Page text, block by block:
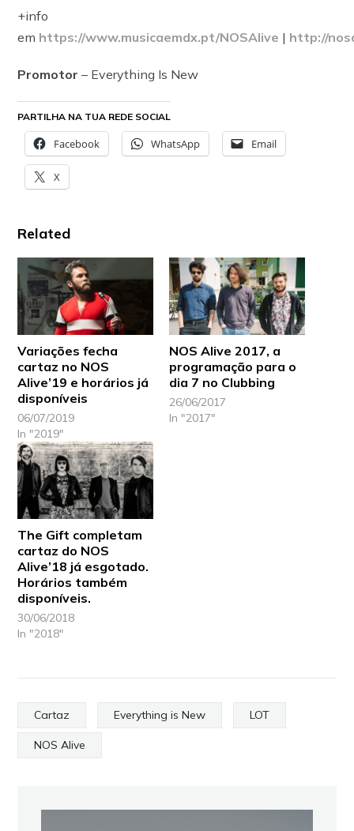
+info
em https://www.musicaemdx.pt/NOSAlive | http://
Promotor – Everything Is New
PARTILHA NA TUA REDE SOCIAL
Facebook WhatsApp Email
X
Related
Variações fecha
cartaz no NOS
Alive’19 e horários já
disponíveis
06/07/2019
In "2019"
NOS Alive 2017, a
programação para o
dia 7 no Clubbing
26/06/2017
In "2017"
The Gift completam
cartaz do NOS
Alive’18 já esgotado.
Horários também
disponíveis.
30/06/2018
In "2018"
Cartaz Everything is New LOT
NOS Alive